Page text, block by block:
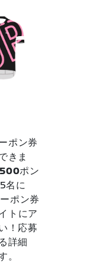
ポン券
きま
ポン
名に
ポン券
トにア
！応募
詳細
。